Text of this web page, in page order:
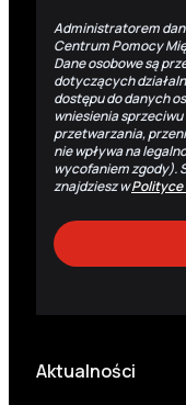
Administratorem
Centrum Pomocy
Dane osobowe są
dotyczących
dostępu do danych
wniesienia
przetwarzania,
nie wpływa na
wycofaniem zgody).
znajdziesz wPolityce
Aktualności